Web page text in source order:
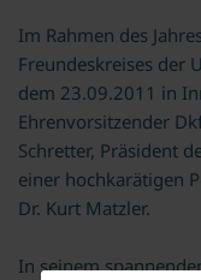
Im Rahmen des
Freundeskreises der
dem 23.09.2011 in
Ehrenvorsitzender
Schretter, Präsident
einer hochkarätigen
Dr. Kurt Matzler.
In seinem